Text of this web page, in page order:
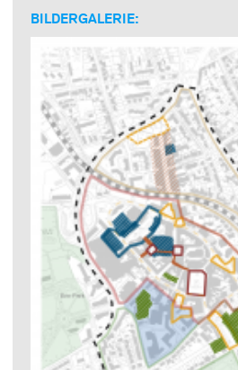
BILDERGALERIE: